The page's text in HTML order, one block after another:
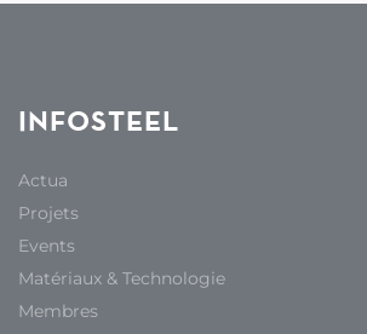
INFOSTEEL
Actua
Projets
Events
Matériaux & Technologie
Membres